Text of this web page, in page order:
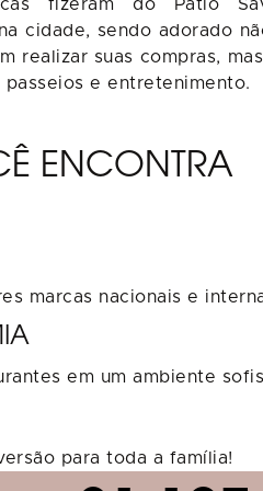
fizeram do Pátio
cidade, sendo adorado
realizar suas compras,
passeios e entretenimento.
ENCONTRA
marcas nacionais e
em um ambiente
para toda a família!